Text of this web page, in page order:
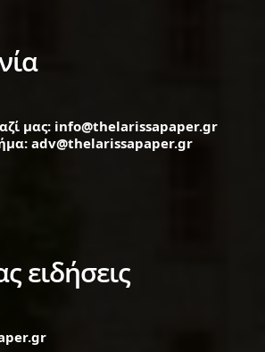
μας: info@thelarissapaper.gr
adv@thelarissapaper.gr
ειδήσεις